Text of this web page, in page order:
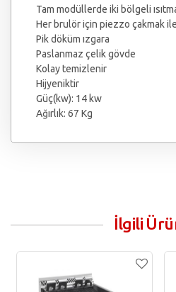
Tam modüllerde iki bölgeli
Her brulör için piezzo çakmak
Pik döküm ızgara
Paslanmaz çelik gövde
Kolay temizlenir
Hijyeniktir
Güç(kw): 14 kw
Ağırlık: 67 Kg
İlgili